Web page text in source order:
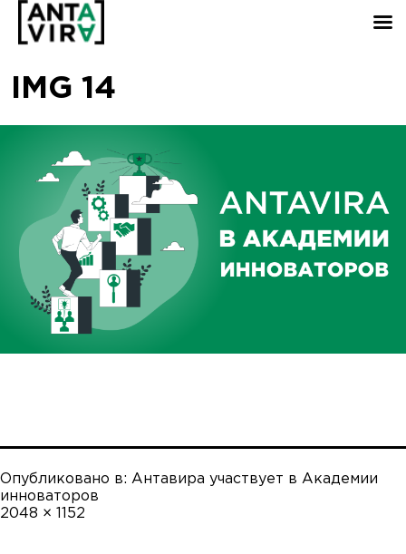
IMG 14
Опубликовано в: Антавира участвует в Академии
инноваторов
Полный
2048 × 1152